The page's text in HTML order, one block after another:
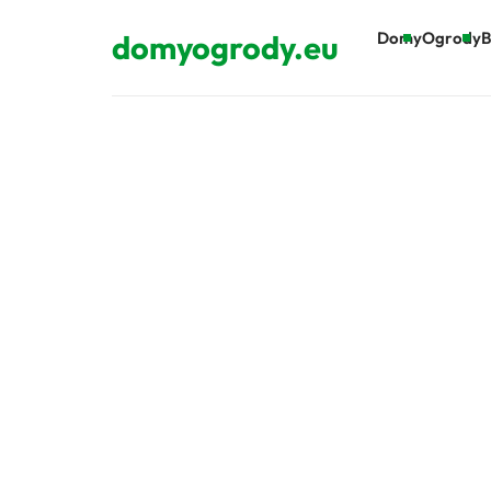
domyogrody.eu DomyOgrody